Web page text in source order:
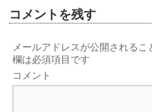
コメントを残す
メールアドレスが公開されるこ
欄は必須項目です
コメント